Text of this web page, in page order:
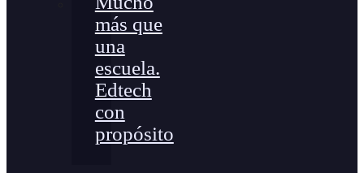
más que
una
escuela.
Edtech
con
propósito